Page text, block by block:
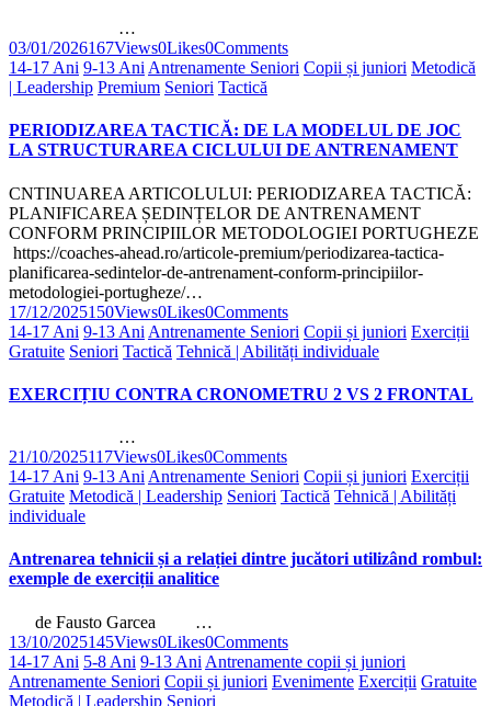
…
03/01/2026167Views0Likes0Comments
14-17 Ani 9-13 Ani Antrenamente Seniori Copii și juniori Metodică
| Leadership Premium Seniori Tactică
PERIODIZAREA TACTICĂ: DE LA MODELUL DE JOC
LA STRUCTURAREA CICLULUI DE ANTRENAMENT
CNTINUAREA ARTICOLULUI: PERIODIZAREA TACTICĂ:
PLANIFICAREA ȘEDINȚELOR DE ANTRENAMENT
CONFORM PRINCIPIILOR METODOLOGIEI PORTUGHEZE
https://coaches-ahead.ro/articole-premium/periodizarea-tactica-
planificarea-sedintelor-de-antrenament-conform-principiilor-
metodologiei-portugheze/…
17/12/2025150Views0Likes0Comments
14-17 Ani 9-13 Ani Antrenamente Seniori Copii și juniori Exerciții
Gratuite Seniori Tactică Tehnică | Abilități individuale
EXERCIȚIU CONTRA CRONOMETRU 2 VS 2 FRONTAL
…
21/10/2025117Views0Likes0Comments
14-17 Ani 9-13 Ani Antrenamente Seniori Copii și juniori Exerciții
Gratuite Metodică | Leadership Seniori Tactică Tehnică | Abilități
individuale
Antrenarea tehnicii și a relației dintre jucători utilizând rombul:
exemple de exerciții analitice
de Fausto Garcea …
13/10/2025145Views0Likes0Comments
14-17 Ani 5-8 Ani 9-13 Ani Antrenamente copii și juniori
Antrenamente Seniori Copii și juniori Evenimente Exerciții Gratuite
Metodică | Leadership Seniori